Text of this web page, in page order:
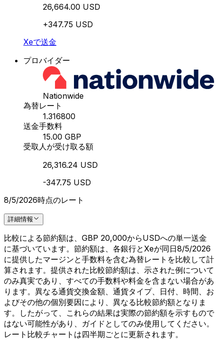
26,664.00 USD
+347.75 USD
Xeで送金
プロバイダー
Nationwide
為替レート
1.316800
送金手数料
15.00 GBP
受取人が受け取る額
26,316.24 USD
-347.75 USD
8/5/2026時点のレート
詳細情報
比較による節約額は、GBP 20,000からUSDへの単一送金
に基づいています。節約額は、各銀行とXeが同日8/5/2026
に提供したマージンと手数料を含む為替レートを比較して計
算されます。提供された比較節約額は、示された例について
のみ真実であり、すべての手数料や料金を含まない場合があ
ります。異なる通貨交換金額、通貨タイプ、日付、時間、お
よびその他の個別要因により、異なる比較節約額となりま
す。したがって、これらの結果は実際の節約額を示すもので
はない可能性があり、ガイドとしてのみ使用してください。
レート比較チャートは四半期ごとに更新されます。